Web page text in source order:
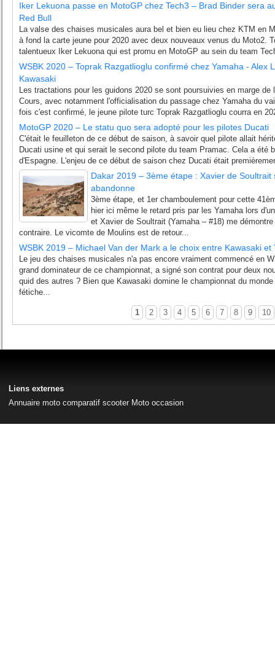
Iker Lekuona passe en MotoGP chez Tech3 – Brad Binder sera
Red Bull
La valse des chaises musicales aura bel et bien eu lieu chez KTM en
à fond la carte jeune pour 2020 avec deux nouveaux venus du Moto2.
talentueux Iker Lekuona qui est promu en MotoGP au sein du team
WSBK 2020 – Toprak Razgatlioglu confirmé chez Yamaha - Alex
Kawasaki
Les tractations pour les guidons 2020 se sont poursuivies en marge
Cours, avec notamment l'officialisation du passage chez Yamaha du
fois c'est confirmé, le jeune pilote turc Toprak Razgatlioglu courra en
MotoGP 2020 – Le statu quo sera adopté pour les pilotes Ducati
C'était le feuilleton de ce début de saison, à savoir quel pilote allait
Ducati usine et qui serait le second pilote du team Pramac. Cela a été
d'Espagne. L'enjeu de ce début de saison chez Ducati était
Dakar 2019 – 3ème étape : Xavier de
abandonne
3ème étape, et 1er chamboulement pour cette
hier ici même le retard pris par les Yamaha lors
et Xavier de Soultrait (Yamaha – #18) me
contraire. Le vicomte de Moulins est de retour...
WSBK 2019 – Michael Van der Mark a le choix entre Kawasaki et
Le jeu des chaises musicales n'a pas encore vraiment commencé en
grand dominateur de ce championnat, a signé son contrat pour deux
quid des autres ? Bien que Kawasaki domine le championnat du
fétiche...
1 2 3 4 5 6 7 8 9 10
Liens externes
Annuaire moto comparatif scooter Moto occasion